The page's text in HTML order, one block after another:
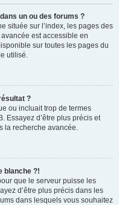
un ou des forums ?
située sur l’index, les pages des
est accessible en
sur toutes les pages du
utilisé.
?
ou incluait trop de termes
Essayez d’être plus précis et
la recherche avancée.
blanche ?!
que le serveur puisse les
d’être plus précis dans les
dans lesquels vous souhaitez